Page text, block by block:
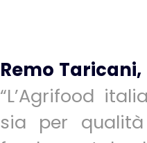
Remo
“L’Agrifood
sia per